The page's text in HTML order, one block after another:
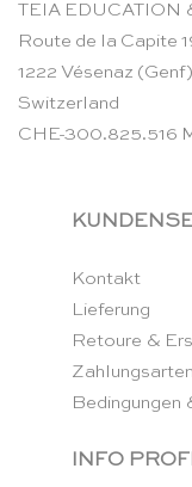
TEIA EDUCATION
Route de la Capite
1222 Vésenaz (Genf)
Switzerland
CHE-300.825.516
Kontakt
Lieferung
Retoure &
Zahlungsarten
Bedingungen
INFO